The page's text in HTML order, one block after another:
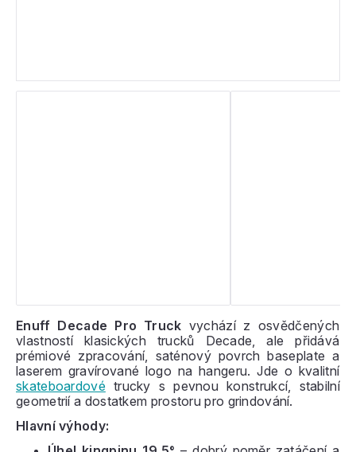
Enuff Decade Pro Truck vychází z osvědčených
vlastností klasických trucků Decade, ale přidává
prémiové zpracování, saténový povrch baseplate a
laserem gravírované logo na hangeru. Jde o kvalitní
skateboardovétrucky s pevnou konstrukcí, stabilní
geometrií a dostatkem prostoru pro grindování.
Hlavní výhody: